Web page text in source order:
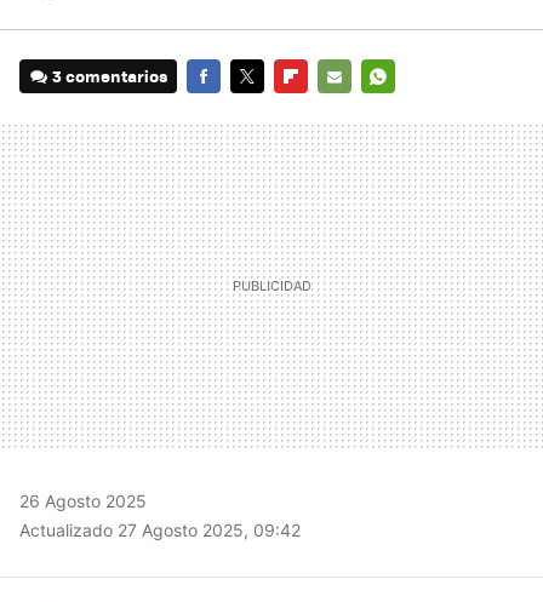
3 comentarios
MAIL
26 Agosto 2025
Actualizado 27 Agosto 2025, 09:42